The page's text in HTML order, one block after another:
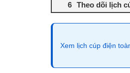
Theo dõi lịch
Xem lịch cúp điện